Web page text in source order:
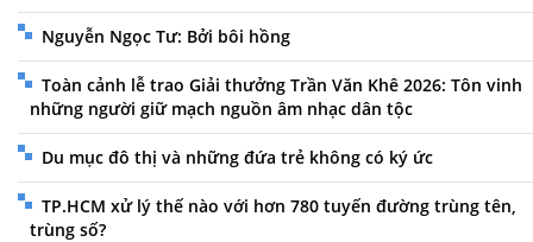
Nguyễn Ngọc Tư: Bởi bôi hồng
Toàn cảnh lễ trao Giải thưởng Trần Văn Khê 2026: Tôn vinh
những người giữ mạch nguồn âm nhạc dân tộc
Du mục đô thị và những đứa trẻ không có ký ức
TP.HCM xử lý thế nào với hơn 780 tuyến đường trùng tên,
trùng số?